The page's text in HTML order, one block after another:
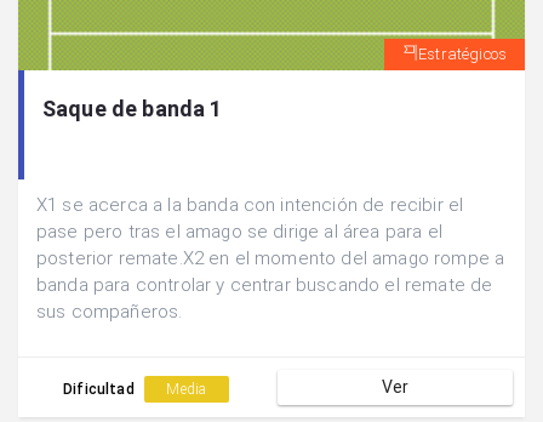
Estratégicos
Saque de banda 1
X1 se acerca a la banda con intención de recibir el
pase pero tras el amago se dirige al área para el
posterior remate.X2 en el momento del amago rompe a
banda para controlar y centrar buscando el remate de
sus compañeros.
Dificultad Media Ver